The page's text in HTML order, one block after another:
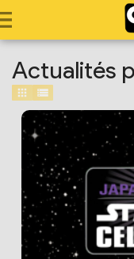
Actualités